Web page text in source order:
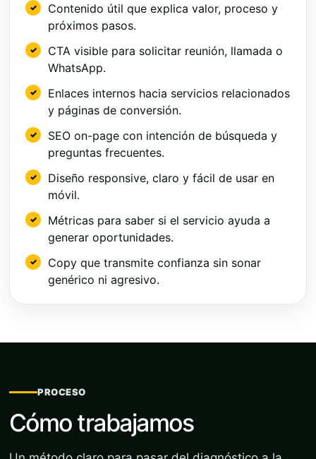
Contenido útil que explica valor, proceso y
próximos pasos.
CTA visible para solicitar reunión, llamada o
WhatsApp.
Enlaces internos hacia servicios relacionados
y páginas de conversión.
SEO on-page con intención de búsqueda y
preguntas frecuentes.
Diseño responsive, claro y fácil de usar en
móvil.
Métricas para saber si el servicio ayuda a
generar oportunidades.
Copy que transmite confianza sin sonar
genérico ni agresivo.
PROCESO
Cómo trabajamos